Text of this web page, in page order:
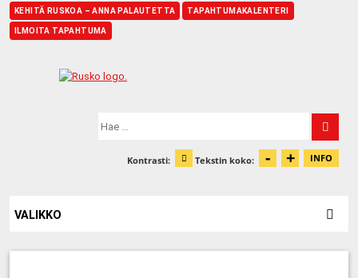
KEHITÄ RUSKOA – ANNA PALAUTETTA TAPAHTUMAKALENTERI
ILMOITA TAPAHTUMA
Hae:
Kontrasti: Muuta kontrastia
Tekstin koko: - + INFO
VALIKKO